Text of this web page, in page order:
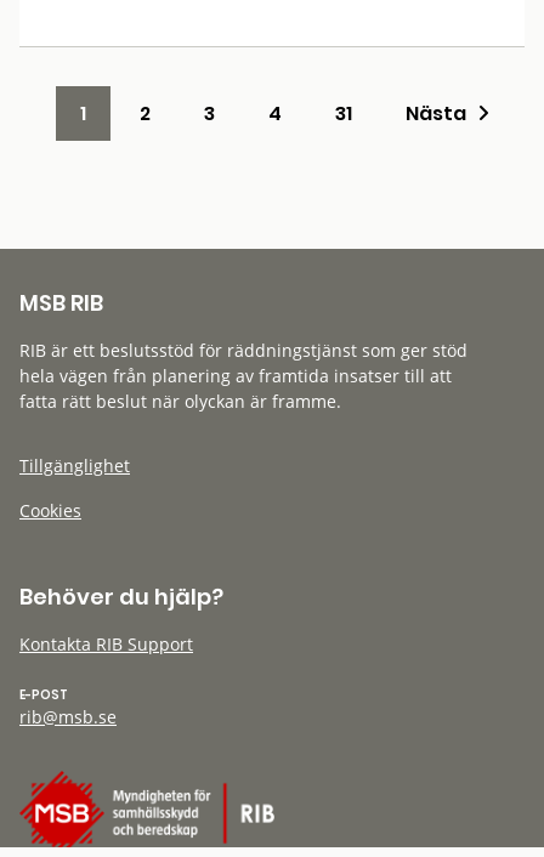
1 2 3 4 31 Nästa
MSB RIB
RIB är ett beslutsstöd för räddningstjänst som ger stöd
hela vägen från planering av framtida insatser till att
fatta rätt beslut när olyckan är framme.
Tillgänglighet
Cookies
Behöver du hjälp?
Kontakta RIB Support
E-POST
rib@msb.se